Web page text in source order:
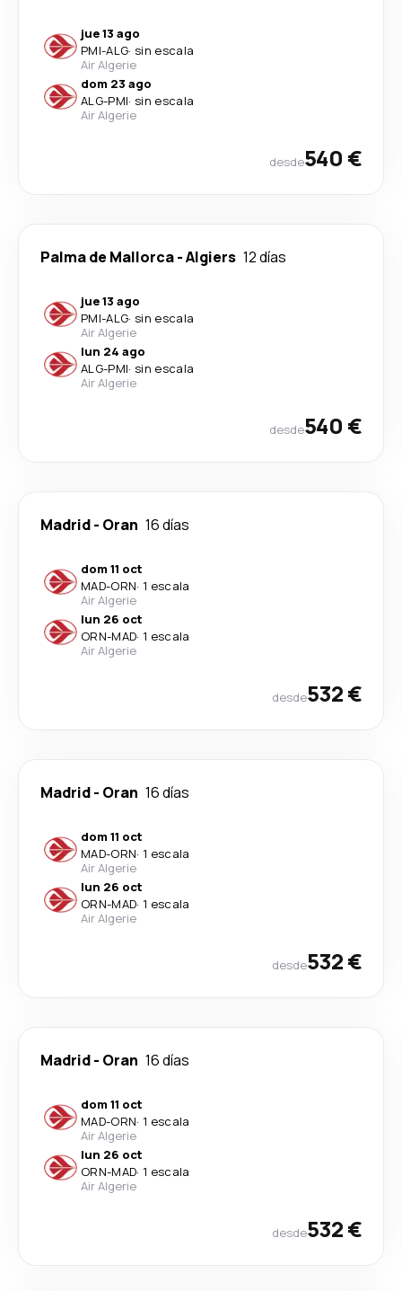
jue 13 ago
PMI-ALG· sin escala
Air Algerie
dom 23 ago
ALG-PMI· sin escala
Air Algerie
desde540 €
Palma de Mallorca-Algiers 12 días
jue 13 ago
PMI-ALG· sin escala
Air Algerie
lun 24 ago
ALG-PMI· sin escala
Air Algerie
desde540 €
Madrid- Oran 16 días
dom 11 oct
MAD-ORN· 1 escala
Air Algerie
lun 26 oct
ORN-MAD· 1 escala
Air Algerie
desde532 €
Madrid- Oran 16 días
dom 11 oct
MAD-ORN· 1 escala
Air Algerie
lun 26 oct
ORN-MAD· 1 escala
Air Algerie
desde532 €
Madrid- Oran 16 días
dom 11 oct
MAD-ORN· 1 escala
Air Algerie
lun 26 oct
ORN-MAD· 1 escala
Air Algerie
desde532 €